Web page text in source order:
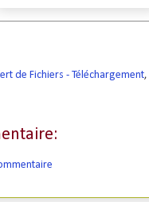
de Fichiers - Téléchargement,